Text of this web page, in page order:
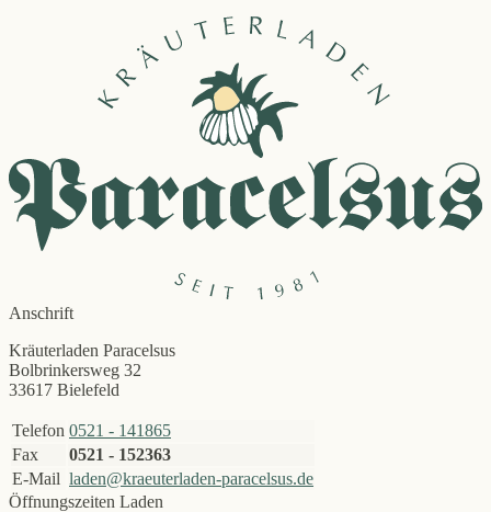
Anschrift
Kräuterladen Paracelsus
Bolbrinkersweg 32
33617 Bielefeld
Telefon 0521 - 141865
Fax
0521 - 152363
E-Mail laden@kraeuterladen-paracelsus.de
Öffnungszeiten Laden